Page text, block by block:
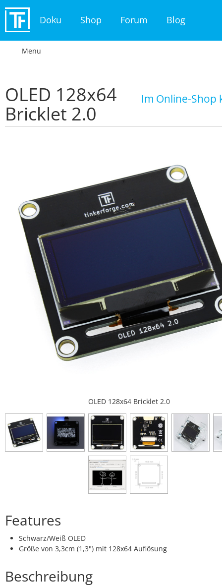
Doku Shop Forum Blog
Menu
Im Online-Shop
OLED 128x64
Bricklet 2.0
OLED 128x64 Bricklet 2.0
Features
Schwarz/Weiß OLED
Größe von 3,3cm (1,3") mit 128x64 Auflösung
Beschreibung